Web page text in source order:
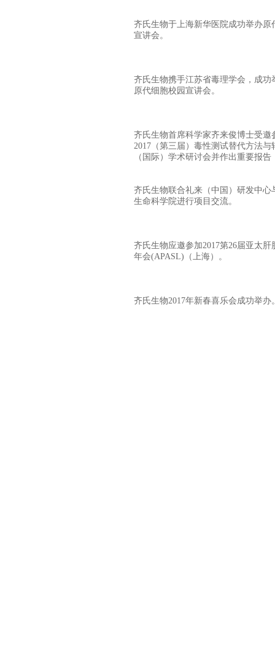
齐氏生物于上海新华医院成功举办原
宣讲会。
齐氏生物携手江苏省毒理学会，成功
原代细胞校园宣讲会。
齐氏生物首席科学家齐来俊博士受邀
2017（第三届）毒性测试替代方法与
（国际）学术研讨会并作出重要报告
齐氏生物联合礼来（中国）研发中心
生命科学院进行项目交流。
齐氏生物应邀参加2017第26届亚太肝
年会(APASL)（上海）。
齐氏生物2017年新春喜乐会成功举办